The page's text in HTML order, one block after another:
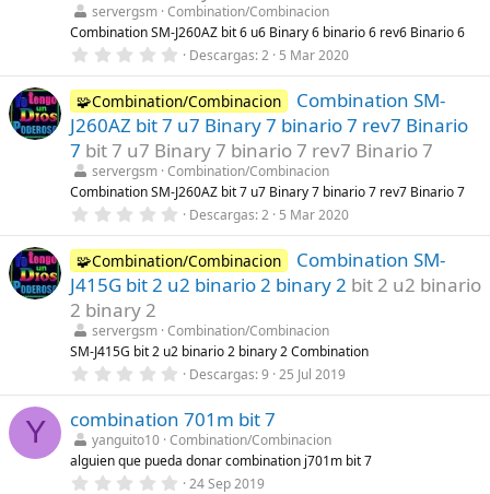
e
l
a
(
s
)
servergsm Combination/Combinacion
Combination SM-J260AZ bit 6 u6 Binary 6 binario 6 rev6 Binario 6
0
0
0
e
s
t
r
e
l
a
(
s
)
Descargas 2 5 Mar 2020
🧩Combination/Combinacion
Combination SM-
J260AZ bit 7 u7 Binary 7 binario 7 rev7 Binario
7 bit 7 u7 Binary 7 binario 7 rev7 Binario 7
servergsm Combination/Combinacion
Combination SM-J260AZ bit 7 u7 Binary 7 binario 7 rev7 Binario 7
0
0
0
e
s
e
l
a
(
s
)
Descargas 2 5 Mar 2020
🧩Combination/Combinacion
Combination SM-
J415G bit 2 u2 binario 2 binary 2 bit 2 u2 binario
2 binary 2
servergsm Combination/Combinacion
SM-J415G bit 2 u2 binario 2 binary 2 Combination
0
0
0
e
s
t
r
Descargas 9 25 Jul 2019
Y combination 701m bit 7
yanguito10 Combination/Combinacion
alguien que pueda donar combination j701m bit 7
024 Sep 2019